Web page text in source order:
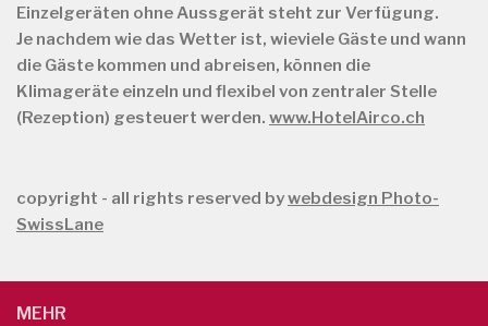
Einzelgeräten ohne Aussgerät steht zur Verfügung.
Je nachdem wie das Wetter ist, wieviele Gäste und wann
die Gäste kommen und abreisen, können die
Klimageräte einzeln und flexibel von zentraler Stelle
(Rezeption) gesteuert werden. www.HotelAirco.ch
copyright - all rights reserved bywebdesign Photo-
SwissLane
MEHR